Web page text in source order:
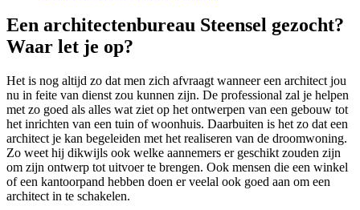
Een architectenbureau Steensel gezocht?
Waar let je op?
Het is nog altijd zo dat men zich afvraagt wanneer een architect jou
nu in feite van dienst zou kunnen zijn. De professional zal je helpen
met zo goed als alles wat ziet op het ontwerpen van een gebouw tot
het inrichten van een tuin of woonhuis. Daarbuiten is het zo dat een
architect je kan begeleiden met het realiseren van de droomwoning.
Zo weet hij dikwijls ook welke aannemers er geschikt zouden zijn
om zijn ontwerp tot uitvoer te brengen. Ook mensen die een winkel
of een kantoorpand hebben doen er veelal ook goed aan om een
architect in te schakelen.